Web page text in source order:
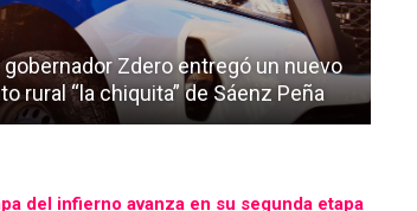
Zdero entregó un nuevo
rural “la chiquita” de Sáenz Peña
del infierno avanza en su segunda etapa